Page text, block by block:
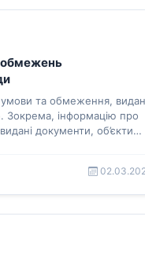
обмежень
умови та обмеження,
Зокрема, інформацію про
документи, об’єкти